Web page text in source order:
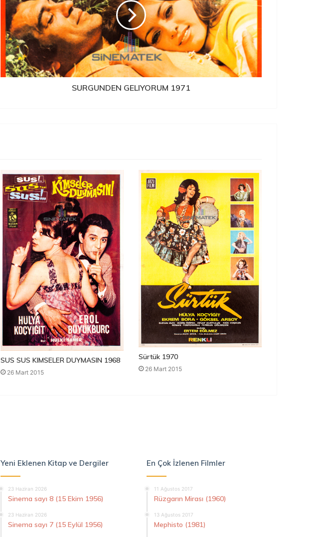
SURGUNDEN GELIYORUM 1971
SUS SUS KIMSELER DUYMASIN 1968
26 Mart 2015
Sürtük 1970
26 Mart 2015
Yeni Eklenen Kitap ve Dergiler
23 Haziran 2026
Sinema sayı 8 (15 Ekim 1956)
23 Haziran 2026
Sinema sayı 7 (15 Eylül 1956)
En Çok İzlenen Filmler
11 Ağustos 2017
Rüzgarın Mirası (1960)
13 Ağustos 2017
Mephisto (1981)